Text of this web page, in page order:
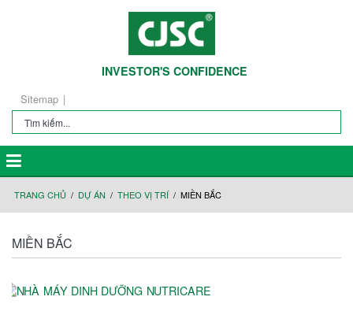
INVESTOR'S CONFIDENCE
Sitemap
TRANG CHỦ DỰ ÁN THEO VỊ TRÍ MIỀN BẮC
MIỀN BẮC